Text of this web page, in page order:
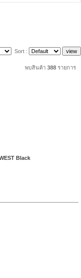
Sort :
พบสินค้า 388 รายการ
Black